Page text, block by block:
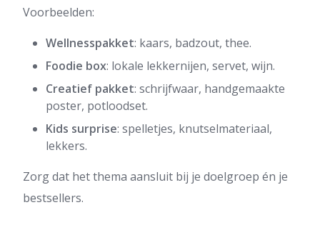
Voorbeelden:
Wellnesspakket: kaars, badzout, thee.
Foodie box: lokale lekkernijen, servet, wijn.
Creatief pakket: schrijfwaar, handgemaakte
poster, potloodset.
Kids surprise: spelletjes, knutselmateriaal,
lekkers.
Zorg dat het thema aansluit bij je doelgroep én je
bestsellers.